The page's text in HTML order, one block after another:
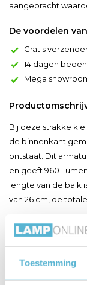
Toestemming
aangebracht
De voordelen
Gratis
14 dagen
Mega
Bij deze strakke
de binnenkant
ontstaat. Dit
en geeft 960
lengte van de balk
van 26 cm, de
Toon meer